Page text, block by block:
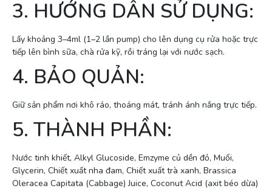
3. HƯỚNG DẪN SỬ DỤNG:
Lấy khoảng 3–4ml (1–2 lần pump) cho lên dụng cụ rửa hoặc trực
tiếp lên bình sữa, chà rửa kỹ, rồi tráng lại với nước sạch.
4. BẢO QUẢN:
Giữ sản phẩm nơi khô ráo, thoáng mát, tránh ánh nắng trực tiếp.
5. THÀNH PHẦN:
Nước tinh khiết, Alkyl Glucoside, Emzyme củ dền đỏ, Muối,
Glycerin, Chiết xuất nha đam, Chiết xuất trà xanh, Brassica
Oleracea Capitata (Cabbage) Juice, Coconut Acid (axit béo dừa)